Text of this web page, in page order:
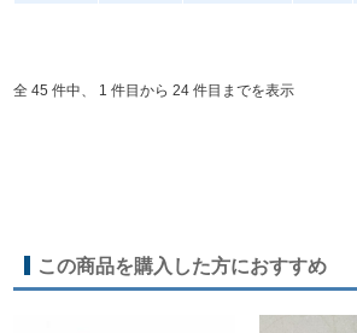
全 45 件中、 1 件目から 24 件目までを表示
この商品を購入した方におすすめ